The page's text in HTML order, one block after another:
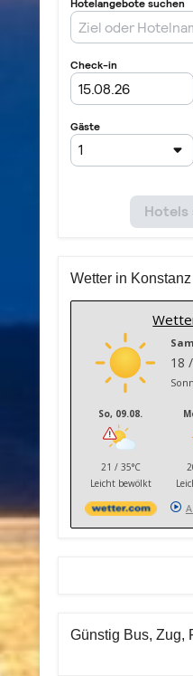
Wetter in Konstanz
18
So, 09.08.
21 / 35°C
Leicht bewölkt
Günstig Bus, Zug,